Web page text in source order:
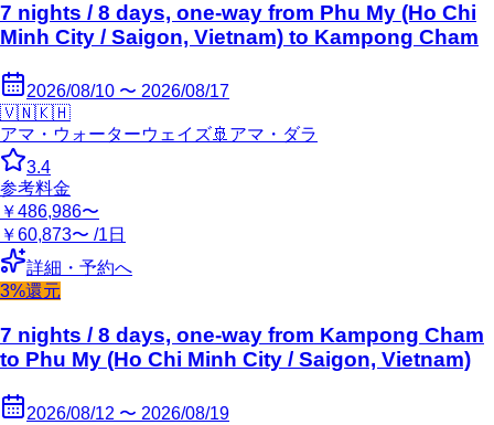
7 nights / 8 days, one-way from Phu My (Ho Chi
Minh City / Saigon, Vietnam) to Kampong Cham
2026/08/10 〜 2026/08/17
🇻🇳🇰🇭
アマ・ウォーターウェイズ🚢 アマ・ダラ
3.4
参考料金
￥486,986〜
￥60,873〜 /1日
詳細・予約へ
3%還元
7 nights / 8 days, one-way from Kampong Cham
to Phu My (Ho Chi Minh City / Saigon, Vietnam)
2026/08/12 〜 2026/08/19